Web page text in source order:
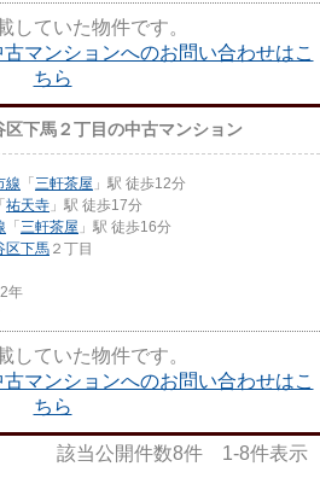
していた物件です。
マンションへのお問い合わせはこ
ちら
区下馬２丁目の中古マンション
線 「三軒茶屋 」駅 徒歩12分
「祐天寺 」駅 徒歩17分
「三軒茶屋 」駅 徒歩16分
区下馬 ２丁目
年
していた物件です。
マンションへのお問い合わせはこ
ちら
該当公開件数8件 1-8件表示